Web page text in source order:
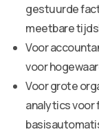
gestuurde
meetbare
Voor
voor
Voor grote
analytics voor